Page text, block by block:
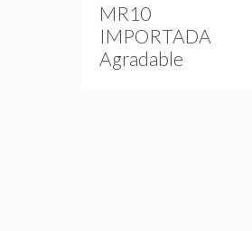
MR10
IMPORTADA
Agradable